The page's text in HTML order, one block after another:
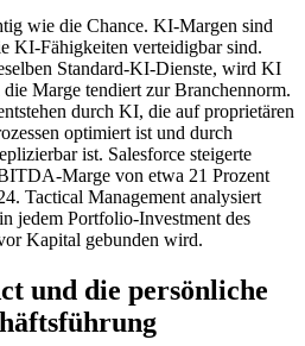
wie die Chance. KI-Margen sind
KI-Fähigkeiten verteidigbar sind.
Standard-KI-Dienste, wird KI
Marge tendiert zur Branchennorm.
durch KI, die auf proprietären
optimiert ist und durch
ist. Salesforce steigerte
Marge von etwa 21 Prozent
Tactical Management analysiert
jedem Portfolio-Investment des
Kapital gebunden wird.
und die persönliche